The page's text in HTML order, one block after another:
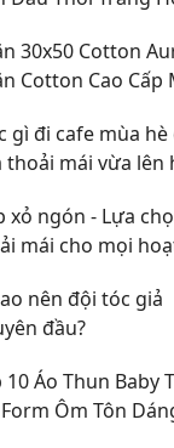
30x50 Cotton
Cotton Cao Cấp
gì đi cafe mùa hè
thoải mái vừa lên
xỏ ngón - Lựa
mái cho mọi
nên đội tóc giả
đầu?
10 Áo Thun Baby
Ôm Tôn